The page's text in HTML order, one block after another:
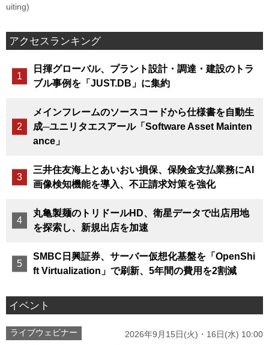
uiting)
アクセスランキング
日揮グローバル、プラント設計・調達・建設のトラ
ブル事例を「JUST.DB」に集約
メインフレームのソースコードから仕様書を自動生
成─ユニリタエスアール「Software Asset Mainten
ance」
三井住友海上とあいおい損保、保険金支払業務にAI
画像検知機能を導入、不正請求対策を強化
丸亀製麺のトリドールHD、衛星データで出店用地
を探索し、新規出店を加速
SMBC日興証券、サーバー仮想化基盤を「OpenShi
ft Virtualization」で刷新、5年間の費用を2割減
イベント
ライブウェビナー 2026年9月15日(火)・16日(水) 10:00